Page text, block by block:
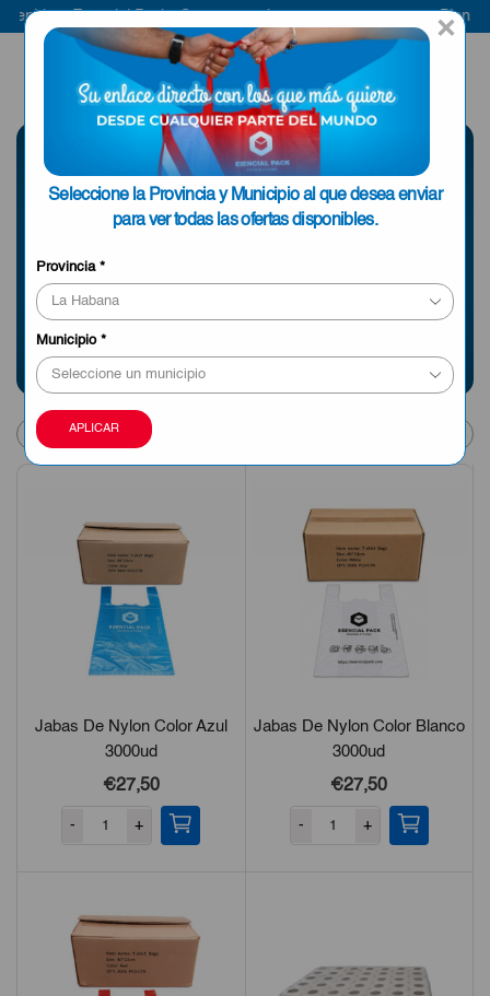
×
Seleccione la Provincia y Municipio al que desea enviar
para ver todas las ofertas disponibles.
Provincia*
Municipio*
APLICAR
a Esencial Pack
ENVIAR A LA
HABANA
SELECCIONE UNA
PROVINCIA
Información sobre envíos y tiempos de entrega
page
Jabas De Nylon Color Azul
3000ud
€27,50
- +
Jabas De Nylon Color Blanco
3000ud
€27,50
- +